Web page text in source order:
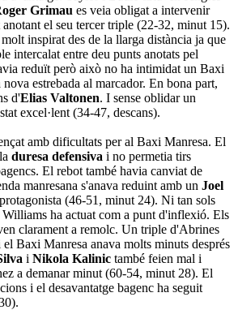
Grimau es veia obligat a intervenir
el seu tercer triple (22-32, minut 15).
inspirat des de la llarga distància ja que
intercalat entre deu punts anotats pel
reduït però això no ha intimidat un Baxi
estrebada al marcador. En bona part,
d'Elias Valtonen. I sense oblidar un
excel·lent (34-47, descans).
amb dificultats per al Baxi Manresa. El
duresa defensiva i no permetia tirs
El rebot també havia canviat de
manresana s'anava reduint amb un Joel
(46-51, minut 24). Ni tan sols
Williams ha actuat com a punt d'inflexió. Els
clarament a remolc. Un triple d'Abrines
Baxi Manresa anava molts minuts després
i Nikola Kalinic també feien mal i
a demanar minut (60-54, minut 28). El
i el desavantatge bagenc ha seguit